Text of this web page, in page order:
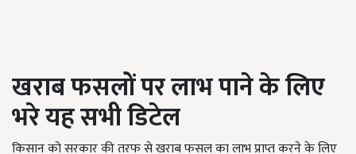
खराब फसलों पर लाभ पाने के लिए
भरे यह सभी डिटेल
किसान को सरकार की तरफ से खराब फसल का लाभ प्राप्त करने के लिए